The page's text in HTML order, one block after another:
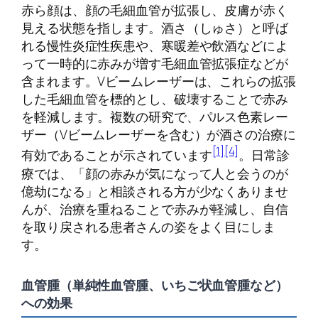
赤ら顔は、顔の毛細血管が拡張し、皮膚が赤く
見える状態を指します。酒さ（しゅさ）と呼ば
れる慢性炎症性疾患や、寒暖差や飲酒などによ
って一時的に赤みが増す毛細血管拡張症などが
含まれます。Vビームレーザーは、これらの拡張
した毛細血管を標的とし、破壊することで赤み
を軽減します。複数の研究で、パルス色素レー
ザー（Vビームレーザーを含む）が酒さの治療に
有効であることが示されています[1] [4]。日常診
療では、「顔の赤みが気になって人と会うのが
億劫になる」と相談される方が少なくありませ
んが、治療を重ねることで赤みが軽減し、自信
を取り戻される患者さんの姿をよく目にしま
す。
血管腫（単純性血管腫、いちご状血管腫など）
への効果